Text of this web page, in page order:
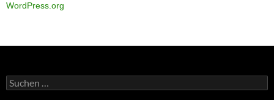
WordPress.org
Suchen
nach: